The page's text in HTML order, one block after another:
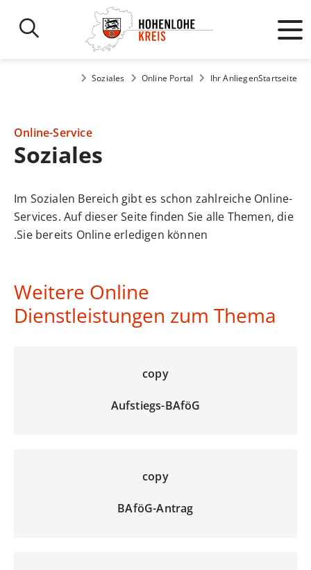
Startseite
Ihr Anliegen
Online Portal
Soziales
Online-Service
Soziales
Im Sozialen Bereich gibt es schon zahlreiche Online-
Services. Auf dieser Seite finden Sie alle Themen, die
Sie bereits Online erledigen können.
Weitere Online
Dienstleistungen zum Thema
copy
Aufstiegs-BAföG
copy
BAföG-Antrag